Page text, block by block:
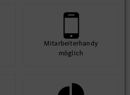
Mit­arbeiter­handy
möglich